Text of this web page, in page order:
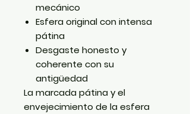
mecánico
Esfera original con intensa
pátina
Desgaste honesto y
coherente con su
antigüedad
La marcada pátina y el
envejecimiento de la esfera